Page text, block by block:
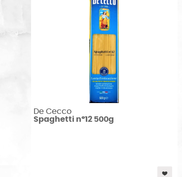
De Cecco
Spaghetti n°12 500g